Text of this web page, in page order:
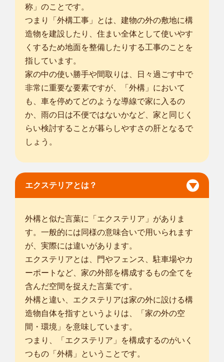
称」のことです。
つまり「外構工事」とは、建物の外の敷地に構
造物を建設したり、住まい全体として使いやす
くするため地面を整備したりする工事のことを
指しています。
家の中の使い勝手や間取りは、日々過ごす中で
非常に重要な要素ですが、「外構」において
も、車を停めてどのような導線で家に入るの
か、雨の日は不便ではないかなど、家と同じく
らい検討することが暮らしやすさの肝となるで
しょう。
エクステリアとは？
外構と似た言葉に「エクステリア」がありま
す。一般的には同様の意味合いで用いられます
が、実際には違いがあります。
エクステリアとは、門やフェンス、駐車場やカ
ーポートなど、家の外部を構成するもの全てを
含んだ空間を捉えた言葉です。
外構と違い、エクステリアは家の外に設ける構
造物自体を指すというよりは、「家の外の空
間・環境」を意味しています。
つまり、「エクステリア」を構成するのがいく
つもの「外構」ということです。